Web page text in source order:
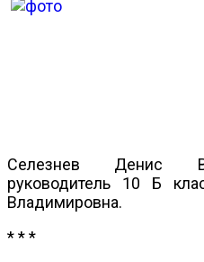
Селезнев Денис
руководитель 10 Б
Владимировна.
* * *